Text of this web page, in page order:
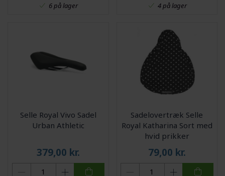
6 på lager 4 på lager
Selle Royal Vivo Sadel
Urban Athletic
379,00 kr.
Sadelovertræk Selle
Royal Katharina Sort med
hvid prikker
79,00 kr.